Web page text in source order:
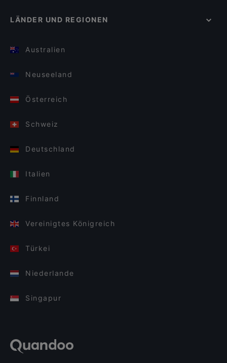
LÄNDER UND REGIONEN
Australien
Neuseeland
Österreich
Schweiz
Deutschland
Italien
Finnland
Vereinigtes Königreich
Türkei
Niederlande
Singapur